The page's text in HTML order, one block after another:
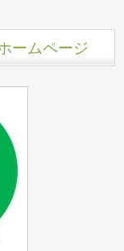
ームページ